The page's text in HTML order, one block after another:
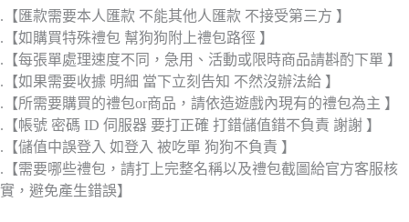
.【匯款需要本人匯款 不能其他人匯款 不接受第三方 】
.【如購買特殊禮包 幫狗狗附上禮包路徑 】
.【每張單處理速度不同，急用、活動或限時商品請斟酌下單 】
.【如果需要收據 明細 當下立刻告知 不然沒辦法給 】
.【所需要購買的禮包or商品，請依造遊戲內現有的禮包為主 】
.【帳號 密碼 ID 伺服器 要打正確 打錯儲值錯不負責 謝謝 】
.【儲值中誤登入 如登入 被吃單 狗狗不負責 】
.【需要哪些禮包，請打上完整名稱以及禮包截圖給官方客服核
實，避免產生錯誤】